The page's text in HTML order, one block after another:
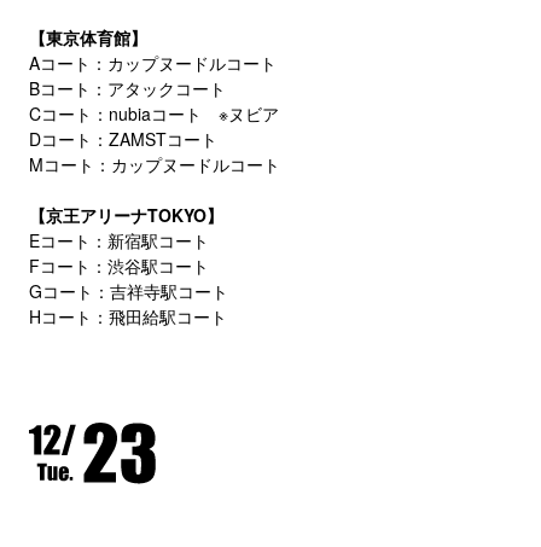
【東京体育館】
Aコート：カップヌードルコート
Bコート：アタックコート
Cコート：nubiaコート ※ヌビア
Dコート：ZAMSTコート
Mコート：カップヌードルコート
【京王アリーナTOKYO】
Eコート：新宿駅コート
Fコート：渋谷駅コート
Gコート：吉祥寺駅コート
Hコート：飛田給駅コート